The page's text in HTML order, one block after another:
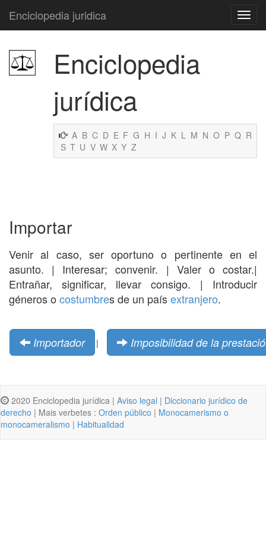
Enciclopedia juridica
Enciclopedia
jurídica
A B C D E F G H I J K L M N O P Q R
S T U V W X Y Z
Importar
Venir al caso, ser oportuno o pertinente en el
asunto. | Interesar; convenir. | Valer o costar.|
Entrañar, significar, llevar consigo. | Introducir
géneros o costumbres de un paísextranjero.
Importador | Imposibilidad de la
2020 Enciclopedia jurídica | Aviso legal | Diccionario jurídico de
derecho | Mais verbetes : Orden público | Monocamerismo o
monocameralismo | Habitualidad